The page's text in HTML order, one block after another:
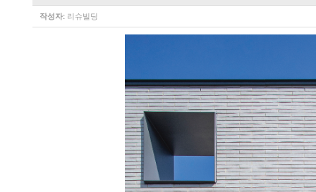
작성자: 리슈빌딩